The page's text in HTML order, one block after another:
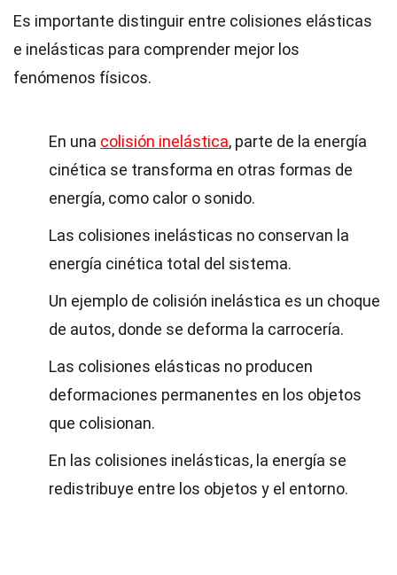
Es importante distinguir entre colisiones elásticas
e inelásticas para comprender mejor los
fenómenos físicos.
En una colisión inelástica, parte de la energía
cinética se transforma en otras formas de
energía, como calor o sonido.
Las colisiones inelásticas no conservan la
energía cinética total del sistema.
Un ejemplo de colisión inelástica es un choque
de autos, donde se deforma la carrocería.
Las colisiones elásticas no producen
deformaciones permanentes en los objetos
que colisionan.
En las colisiones inelásticas, la energía se
redistribuye entre los objetos y el entorno.